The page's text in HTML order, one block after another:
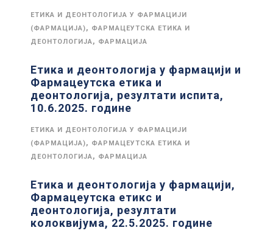
ЕТИКА И ДЕОНТОЛОГИЈА У ФАРМАЦИЈИ
(ФАРМАЦИЈА), ФАРМАЦЕУТСКА ЕТИКА И
ДЕОНТОЛОГИЈА, ФАРМАЦИЈА
Етика и деонтологија у фармацији и
Фармацеутска етика и
деонтологија, резултати испита,
10.6.2025. године
ЕТИКА И ДЕОНТОЛОГИЈА У ФАРМАЦИЈИ
(ФАРМАЦИЈА), ФАРМАЦЕУТСКА ЕТИКА И
ДЕОНТОЛОГИЈА, ФАРМАЦИЈА
Етика и деонтологија у фармацији,
Фармацеутска етикс и
деонтологија, резултати
колоквијума, 22.5.2025. године